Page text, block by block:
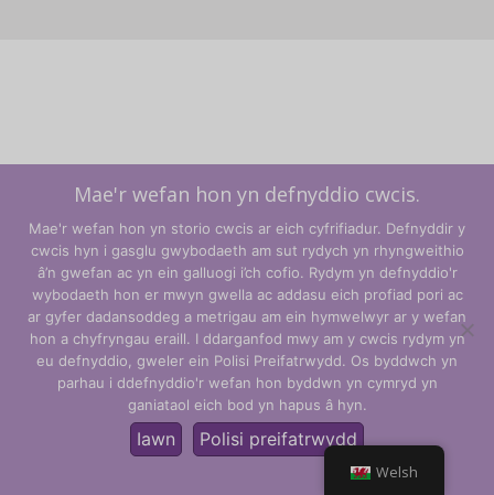
Telerau ac Amodau
Polisi Preifatrwydd
© CLARITY Learning Suite Global Inc. Cedwir pob hawl.
Welsh
Mae'r wefan hon yn defnyddio cwcis.
Mae'r wefan hon yn storio cwcis ar eich cyfrifiadur. Defnyddir y
cwcis hyn i gasglu gwybodaeth am sut rydych yn rhyngweithio
â’n gwefan ac yn ein galluogi i’ch cofio. Rydym yn defnyddio'r
wybodaeth hon er mwyn gwella ac addasu eich profiad pori ac
ar gyfer dadansoddeg a metrigau am ein hymwelwyr ar y wefan
hon a chyfryngau eraill. I ddarganfod mwy am y cwcis rydym yn
eu defnyddio, gweler ein Polisi Preifatrwydd. Os byddwch yn
parhau i ddefnyddio'r wefan hon byddwn yn cymryd yn
ganiataol eich bod yn hapus â hyn.
Iawn Polisi preifatrwydd